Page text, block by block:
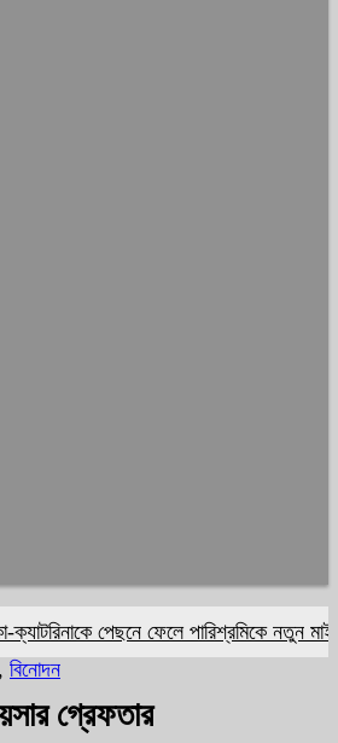
পেছনে ফেলে পারিশ্রমিকে নতুন
, বিনোদন
গ্রেফতার